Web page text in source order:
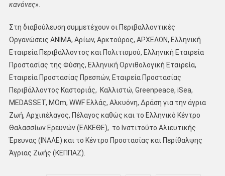
κανόνες».
Στη διαβούλευση συμμετέχουν οι Περιβαλλοντικές
Οργανώσεις ΑΝΙΜΑ, Αρίων, Αρκτούρος, ΑΡΧΕΛΩΝ, Ελληνική
Εταιρεία Περιβάλλοντος και Πολιτισμού, Ελληνική Εταιρεία
Προστασίας της Φύσης, Ελληνική Ορνιθολογική Εταιρεία,
Εταιρεία Προστασίας Πρεσπών, Εταιρεία Προστασίας
Περιβάλλοντος Καστοριάς, Καλλιστώ, Greenpeace, iSea,
MEDASSET, ΜΟm, WWF Ελλάς, Αλκυόνη, Δράση για την άγρια
Ζωή, Αρχιπέλαγος, Πέλαγος καθώς και το Ελληνικό Κέντρο
Θαλασσίων Ερευνών (ΕΛΚΕΘΕ), το Ινστιτούτο Αλιευτικής
Έρευνας (ΙΝΑΛΕ) και το Κέντρο Προστασίας και Περίθαλψης
Άγριας Ζωής (ΚΕΠΠΑΖ).